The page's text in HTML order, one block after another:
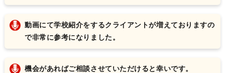
動画にて学校紹介をするクライアントが増えておりますの
で非常に参考になりました。
機会があればご相談させていただけると幸いです。